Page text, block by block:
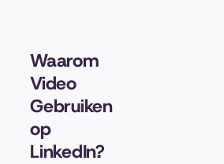
Waarom
Video
Gebruiken
op
LinkedIn?